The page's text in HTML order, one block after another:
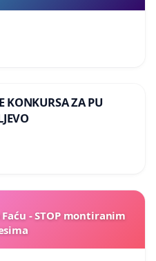
KONKURSA ZA PU
- STOP montiranim